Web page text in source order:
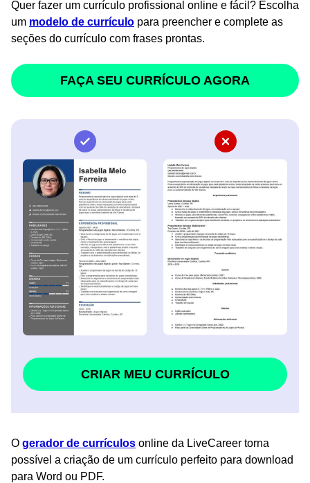
Quer fazer um currículo profissional online e fácil? Escolha
um modelo de currículo para preencher e complete as
seções do currículo com frases prontas.
FAÇA SEU CURRÍCULO AGORA
CRIAR MEU CURRÍCULO
O gerador de currículos online da LiveCareer torna
possível a criação de um currículo perfeito para download
para Word ou PDF.